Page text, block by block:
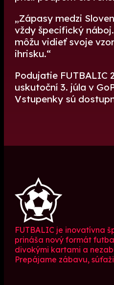
„Zápasy medzi
vždy špecifický
môžu vidieť svoje
ihrisku.“
Podujatie FUTBALIC
uskutoční 3. júla v
Vstupenky sú
FUTBALIC je inovatívna
prináša nový formát
divokými kartami a
Prepájame zábavu,